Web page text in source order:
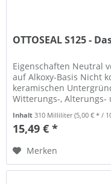
OTTOSEAL S125 -
Eigenschaften Neutral
auf Alkoxy-Basis Nicht
keramischen
Witterungs-, Alterungs-
Inhalt310 Milliliter(5,00 € * /
15,49 € *
Merken